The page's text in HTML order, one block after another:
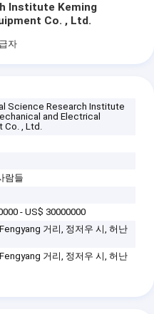
Institute Keming
Co. , Ltd.
자
Science Research Institute
and Electrical
Co. , Ltd.
람들
- US$ 30000000
거리, 정저우 시, 허난
거리, 정저우 시, 허난